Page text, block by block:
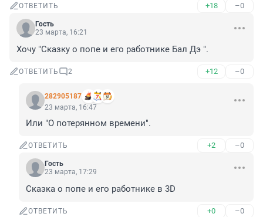
ОТВЕТИТЬ +18 –0
Гость
23 марта, 16:21
Хочу "Сказку о попе и его работнике Бал Дэ ".
ОТВЕТИТЬ 2 +12 –0
282905187
23 марта, 16:47
Или "О потерянном времени".
ОТВЕТИТЬ +2 –0
Гость
23 марта, 17:29
Сказка о попе и его работнике в 3D
ОТВЕТИТЬ +0 –0